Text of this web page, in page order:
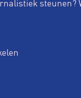
steunen?